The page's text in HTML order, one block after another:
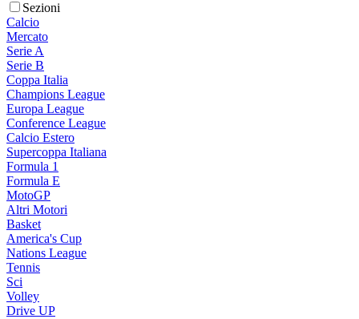
Sezioni
Calcio
Mercato
Serie A
Serie B
Coppa Italia
Champions League
Europa League
Conference League
Calcio Estero
Supercoppa Italiana
Formula 1
Formula E
MotoGP
Altri Motori
Basket
America's Cup
Nations League
Tennis
Sci
Volley
Drive UP